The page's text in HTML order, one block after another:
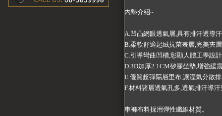
內墊介紹~
A.凹凸網眼透氣層,具有排汗透導
B.柔軟舒適起絨抗菌表層,完美夾
C.引導彎曲凹槽,彰顯人體工學設
D.3D加厚2.1CM矽膠坐墊,增強緩
E.優質超彈隔層里布,讓溼氣分散
F.材料諸層透氣孔多,透氣排汗導
車褲布料採用彈性纖維材質。